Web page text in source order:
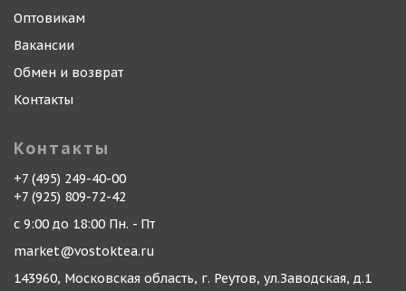
Оптовикам
Вакансии
Обмен и возврат
Контакты
Контакты
+7 (495) 249-40-00
+7 (925) 809-72-42
с 9:00 до 18:00 Пн. - Пт
market@vostoktea.ru
143960, Московская область, г. Реутов, ул.Заводская, д.1